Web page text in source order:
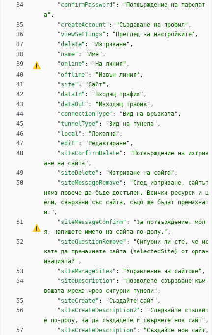
"confirmPassword" :
"Потвърждение на паролат
а" ,
"createAccount" : "Създаване на профил" ,
"viewSettings" : "Преглед на настройките" ,
"delete" : "Изтриване" ,
"name" : "Име" ,
"online" : " На линия" ,
"offline" : "Извън линия" ,
"site" : "Сайт" ,
"dataIn" : "Входящ трафик" ,
"dataOut" : "Изходящ трафик" ,
"connectionType" : "Вид на връзката" ,
"tunnelType" : "Вид на тунела" ,
"local" : "Локална" ,
"edit" : "Редактиране" ,
"siteConfirmDelete" :
"Потвърждение на изтрив
ане на сайта" ,
"siteDelete" : "Изтриване на сайта" ,
"siteMessageRemove" :
"След изтриване, сайтът
няма повече да бъде достъпен. Всички ресурси и ц
ели, свързани със сайта, също ще бъдат премахнат
и." ,
"siteMessageConfirm" : "За потвърждение, мол
я, напишете името на сайта по-долу." ,
"siteQuestionRemove" :
"Сигурни ли сте, че ис
кате да премахнете сайта {selectedSite} от орган
изацията?" ,
"siteManageSites" : "Управление на сайтове" ,
"siteDescription" :
"Позволете свързване към
вашата мрежа чрез сигурни тунели" ,
"siteCreate" : "Създайте сайт" ,
"siteCreateDescription2" :
"Следвайте стъпкит
е по-долу, за да създадете и свържете нов сайт" ,
"siteCreateDescription" :
"Създайте нов сайт,